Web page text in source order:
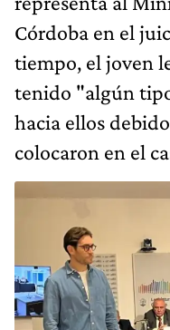
Córdoba en el
tiempo, el joven
tenido "algún
hacia ellos
colocaron en el